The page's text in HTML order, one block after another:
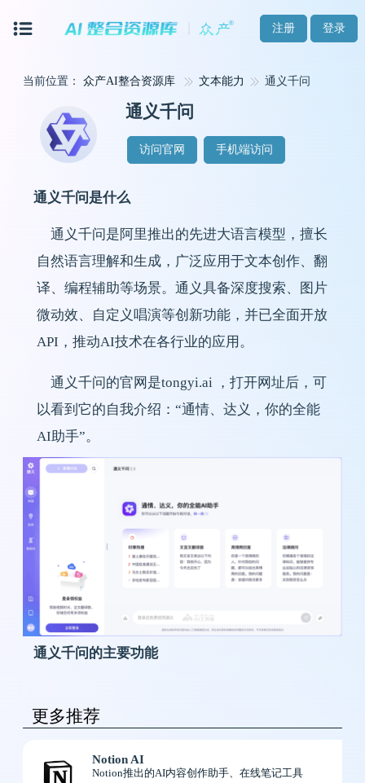
注册 登录
当前位置： 众产AI整合资源库 文本能力 通义千问
通义千问
访问官网 手机端访问
通义千问是什么
通义千问是阿里推出的先进大语言模型，擅长
自然语言理解和生成，广泛应用于文本创作、翻
译、编程辅助等场景。通义具备深度搜索、图片
微动效、自定义唱演等创新功能，并已全面开放
API，推动AI技术在各行业的应用。
通义千问的官网是tongyi.ai ，打开网址后，可
以看到它的自我介绍：“通情、达义，你的全能
AI助手”。
通义千问的主要功能
更多推荐
Notion AI
Notion推出的AI内容创作助手、在线笔记工具